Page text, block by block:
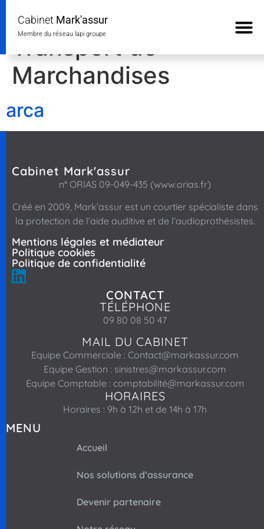
Cabinet Mark'assur
Membre du réseau lapi groupe
Courtiers Type :
Transport de
Marchandises
arca
Cabinet Mark'assur
n° ORIAS 09-049-435 (www.orias.fr)
Créé en 2009, Mark’assur est un courtier spécialiste dans
la protection de l’aide auditive et de l’audioprothésistes.
Mentions légales et médiateur
Politique cookies
Politique de confidentialité
CONTACT
TÉLÉPHONE
09 80 08 50 47
MAIL DU CABINET
Equipe Commerciale : Contact@markassur.com
Equipe Gestion : sinistres@markassur.com
Equipe Comptable : comptabilité@markassur.com
HORAIRES
Horaires : 9h à 12h et de 14h à 17h
MENU
Accueil
Nos solutions d’assurance
Devenir partenaire